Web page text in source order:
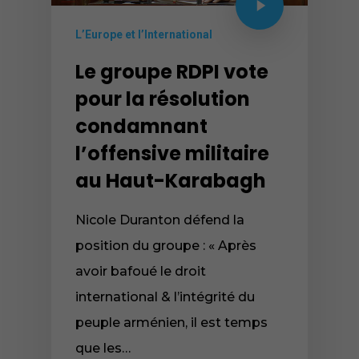
L’Europe et l’International
Le groupe RDPI vote
pour la résolution
condamnant
l’offensive militaire
au Haut-Karabagh
Nicole Duranton défend la
position du groupe : « Après
avoir bafoué le droit
international & l’intégrité du
peuple arménien, il est temps
que les…